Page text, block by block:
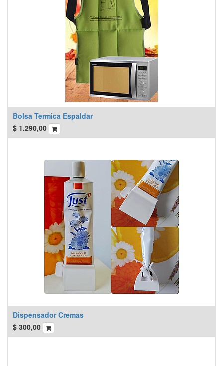
Bolsa Termica Espaldar
$ 1.290,00
Dispensador Cremas
$ 300,00